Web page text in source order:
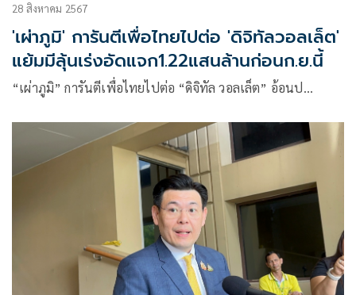
28 สิงหาคม 2567
'เผ่าภูมิ' การันตีเพื่อไทยไปต่อ 'ดิจิทัลวอลเล็ต'
แย้มมีลุ้นเร่งอัดแจก1.22แสนล้านก่อนก.ย.นี้
“เผ่าภูมิ” การันตีเพื่อไทยไปต่อ “ดิจิทัล วอลเล็ต” อ้อนป…